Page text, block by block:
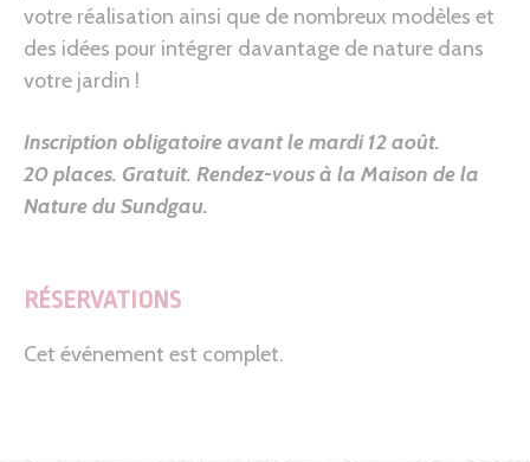
votre réalisation ainsi que de nombreux modèles et
des idées pour intégrer davantage de nature dans
votre jardin !
Inscription obligatoire avant le mardi 12 août.
20 places. Gratuit. Rendez-vous à la Maison de la
Nature du Sundgau.
RÉSERVATIONS
Cet événement est complet.